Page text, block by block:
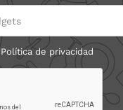
Política de privacidad